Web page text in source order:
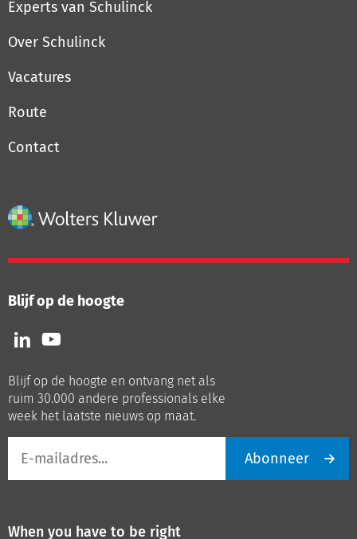
Experts van Schulinck
Over Schulinck
Vacatures
Route
Contact
Blijf op de hoogte
Volg
ons
LinkedIn
Volg
ons
Youtube
Blijf op de hoogte en ontvang net als
ruim 30.000 andere professionals elke
week het laatste nieuws op maat.
mailadres
Abonneer
When you have to be right